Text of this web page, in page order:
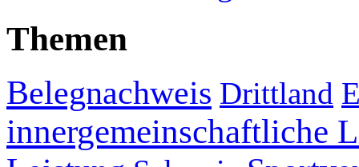
Themen
Belegnachweis Drittland
innergemeinschaftliche